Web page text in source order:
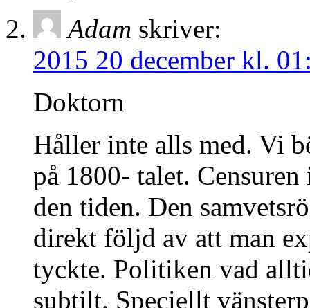
Adam skriver:
2015 20 december kl.
Doktorn
Håller inte alls med. Vi
på 1800- talet.
den tiden. Den
direkt följd av att man
tyckte. Politiken vad
subtilt. Speciellt